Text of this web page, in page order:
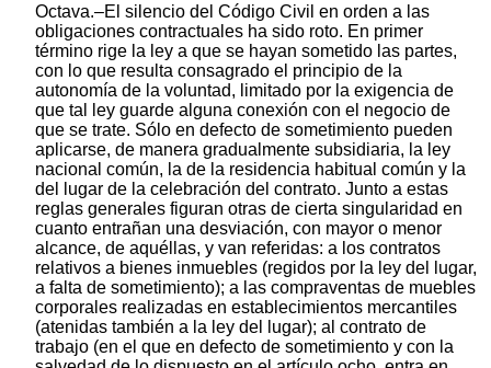
Octava.–El silencio del Código Civil en orden a las
obligaciones contractuales ha sido roto. En primer
término rige la ley a que se hayan sometido las partes,
con lo que resulta consagrado el principio de la
autonomía de la voluntad, limitado por la exigencia de
que tal ley guarde alguna conexión con el negocio de
que se trate. Sólo en defecto de sometimiento pueden
aplicarse, de manera gradualmente subsidiaria, la ley
nacional común, la de la residencia habitual común y la
del lugar de la celebración del contrato. Junto a estas
reglas generales figuran otras de cierta singularidad en
cuanto entrañan una desviación, con mayor o menor
alcance, de aquéllas, y van referidas: a los contratos
relativos a bienes inmuebles (regidos por la ley del lugar,
a falta de sometimiento); a las compraventas de muebles
corporales realizadas en establecimientos mercantiles
(atenidas también a la ley del lugar); al contrato de
trabajo (en el que en defecto de sometimiento y con la